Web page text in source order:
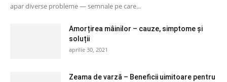
apar diverse probleme — semnale pe care...
Amorțirea mâinilor – cauze, simptome și
soluții
aprilie 30, 2021
Zeama de varză – Beneficii uimitoare pentru